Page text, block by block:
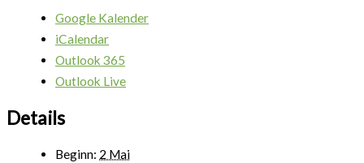
Google Kalender
iCalendar
Outlook 365
Outlook Live
Details
Beginn: 2 Mai